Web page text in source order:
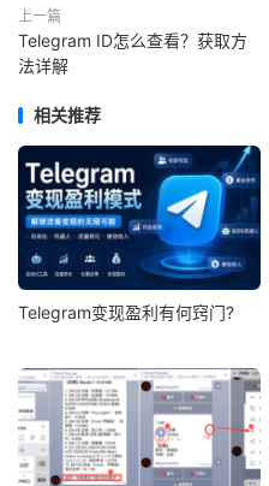
上一篇
Telegram ID怎么查看？获取方
法详解
相关推荐
Telegram变现盈利有何窍门?